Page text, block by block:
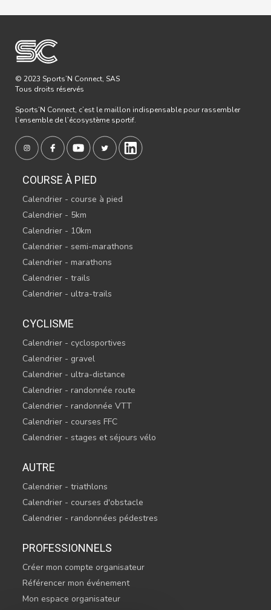
© 2023 Sports’N Connect, SAS
Tous droits réservés
Sports’N Connect, c’est le maillon indispensable pour rassembler
l’ensemble de l’écosystème sportif.
COURSE À PIED
Calendrier - course à pied
Calendrier - 5km
Calendrier - 10km
Calendrier - semi-marathons
Calendrier - marathons
Calendrier - trails
Calendrier - ultra-trails
CYCLISME
Calendrier - cyclosportives
Calendrier - gravel
Calendrier - ultra-distance
Calendrier - randonnée route
Calendrier - randonnée VTT
Calendrier - courses FFC
Calendrier - stages et séjours vélo
AUTRE
Calendrier - triathlons
Calendrier - courses d'obstacle
Calendrier - randonnées pédestres
PROFESSIONNELS
Créer mon compte organisateur
Référencer mon événement
Mon espace organisateur